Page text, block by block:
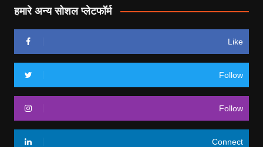
हमारे अन्य सोशल प्लेटफॉर्म
Like
Follow
Follow
Connect